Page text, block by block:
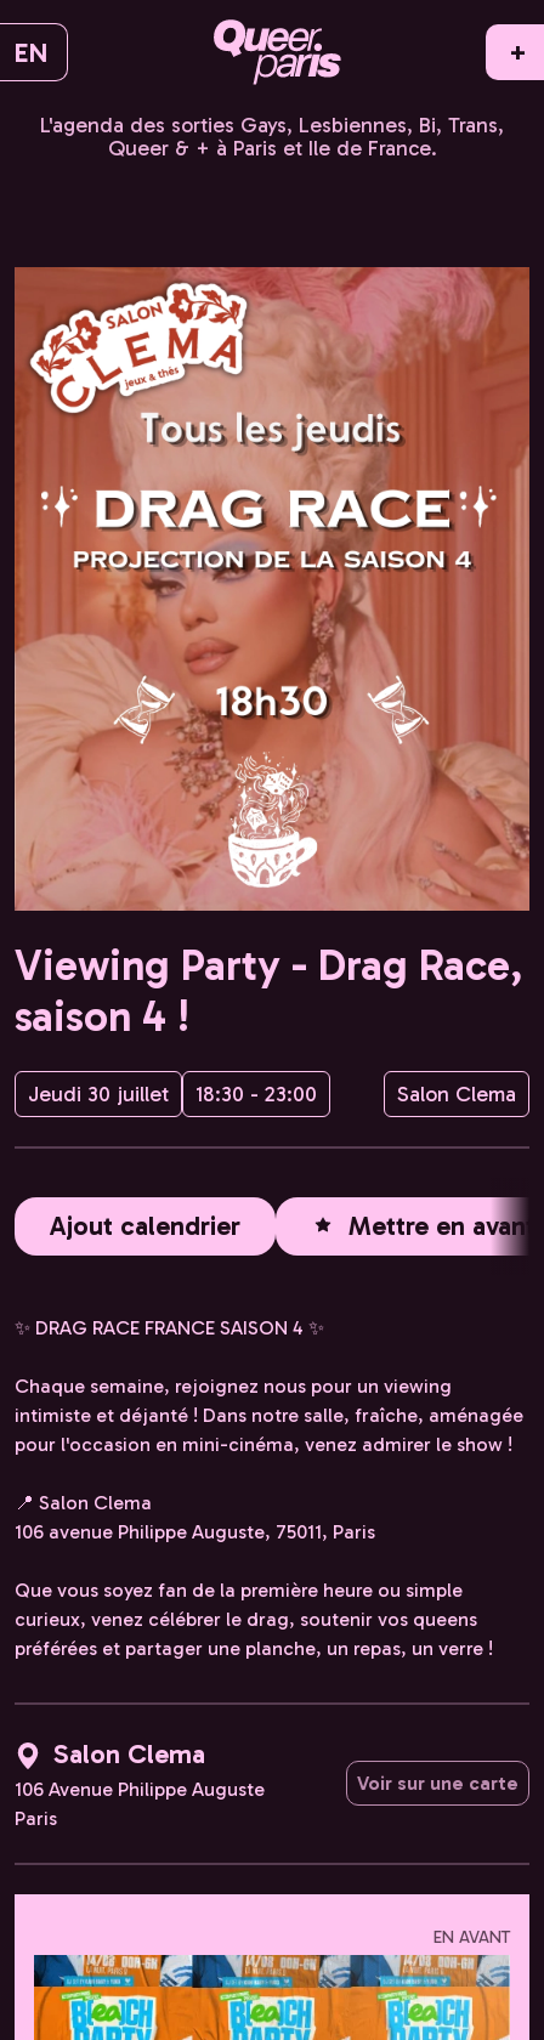
EN +
L'agenda des sorties Gays, Lesbiennes, Bi, Trans,
Queer & + à Paris et Ile de France.
Viewing Party - Drag Race,
saison 4 !
Jeudi 30 juillet 18:30 - 23:00 Salon Clema
Ajout calendrier Mettre en avant
✨ DRAG RACE FRANCE SAISON 4 ✨
Chaque semaine, rejoignez nous pour un viewing
intimiste et déjanté ! Dans notre salle, fraîche, aménagée
pour l'occasion en mini-cinéma, venez admirer le show !
📍 Salon Clema
106 avenue Philippe Auguste, 75011, Paris
Que vous soyez fan de la première heure ou simple
curieux, venez célébrer le drag, soutenir vos queens
préférées et partager une planche, un repas, un verre !
Salon Clema
106 Avenue Philippe Auguste
Paris
Voir sur une carte
EN AVANT